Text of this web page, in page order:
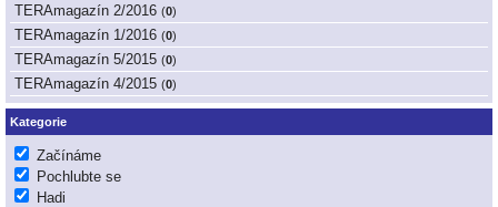
TERAmagazín 2/2016 (0)
TERAmagazín 1/2016 (0)
TERAmagazín 5/2015 (0)
TERAmagazín 4/2015 (0)
Kategorie
Začínáme
Pochlubte se
Hadi